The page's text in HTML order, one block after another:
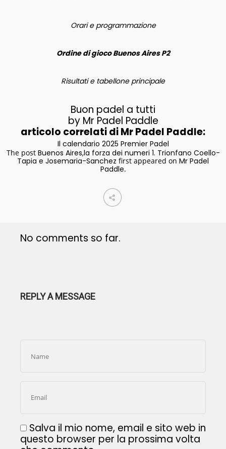
Orari e programmazione
Ordine di gioco Buenos Aires P2
Risultati e tabellone principale
Buon padel a tutti
by Mr Padel Paddle
articolo correlati di Mr Padel Paddle:
Il calendario 2025 Premier Padel
The post Buenos Aires,la forza dei numeri 1. Trionfano Coello-
Tapia e Josemaria-Sanchez first appeared on Mr Padel
Paddle.
No comments so far.
REPLY A MESSAGE
Salva il mio nome, email e sito web in
questo browser per la prossima volta